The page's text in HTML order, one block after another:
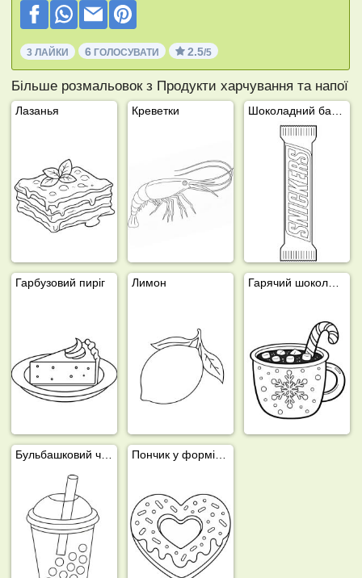
3 ЛАЙКИ 6 ГОЛОСУВАТИ 2.5/5
Більше розмальовок з Продукти харчування та напої
Лазанья Креветки
Гарбузовий пиріг Лимон